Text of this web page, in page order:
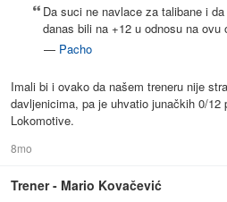
Da suci ne navlace za talibane i
danas bili na +12 u odnosu na ovu
— Pacho
Imali bi i ovako da našem treneru nije
davljenicima, pa je uhvatio junačkih 0/
Lokomotive.
8mo
Trener - Mario Kovačević